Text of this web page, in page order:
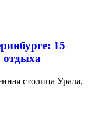
15
отдыха
столица Урала,